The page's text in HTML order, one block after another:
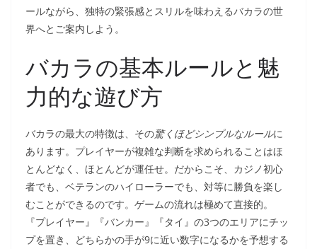
ールながら、独特の緊張感とスリルを味わえるバカラの世
界へとご案内しよう。
バカラの基本ルールと魅
力的な遊び方
バカラの最大の特徴は、その驚くほどシンプルなルールに
あります。プレイヤーが複雑な判断を求められることはほ
とんどなく、ほとんどが運任せ。だからこそ、カジノ初心
者でも、ベテランのハイローラーでも、対等に勝負を楽し
むことができるのです。ゲームの流れは極めて直接的。
『プレイヤー』『バンカー』『タイ』の3つのエリアにチッ
プを置き、どちらかの手が9に近い数字になるかを予想する